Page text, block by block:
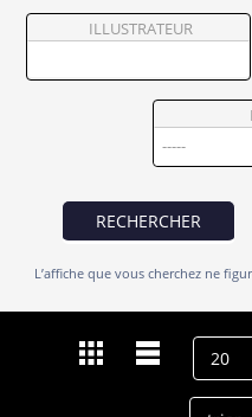
Vendre
ILLUSTRATEUR
RECHERCHER
L’affiche que vous cherchez ne